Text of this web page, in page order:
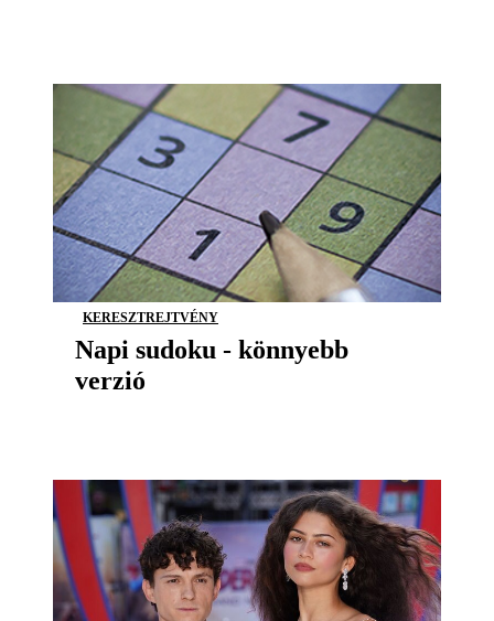
KERESZTREJTVÉNY
Napi sudoku - könnyebb
verzió